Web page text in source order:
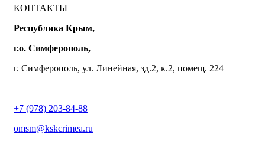
КОНТАКТЫ
Республика Крым,
г.о. Симферополь,
г. Симферополь, ул. Линейная, зд.2, к.2, помещ. 224
+7 (978) 203-84-88
omsm@kskcrimea.ru